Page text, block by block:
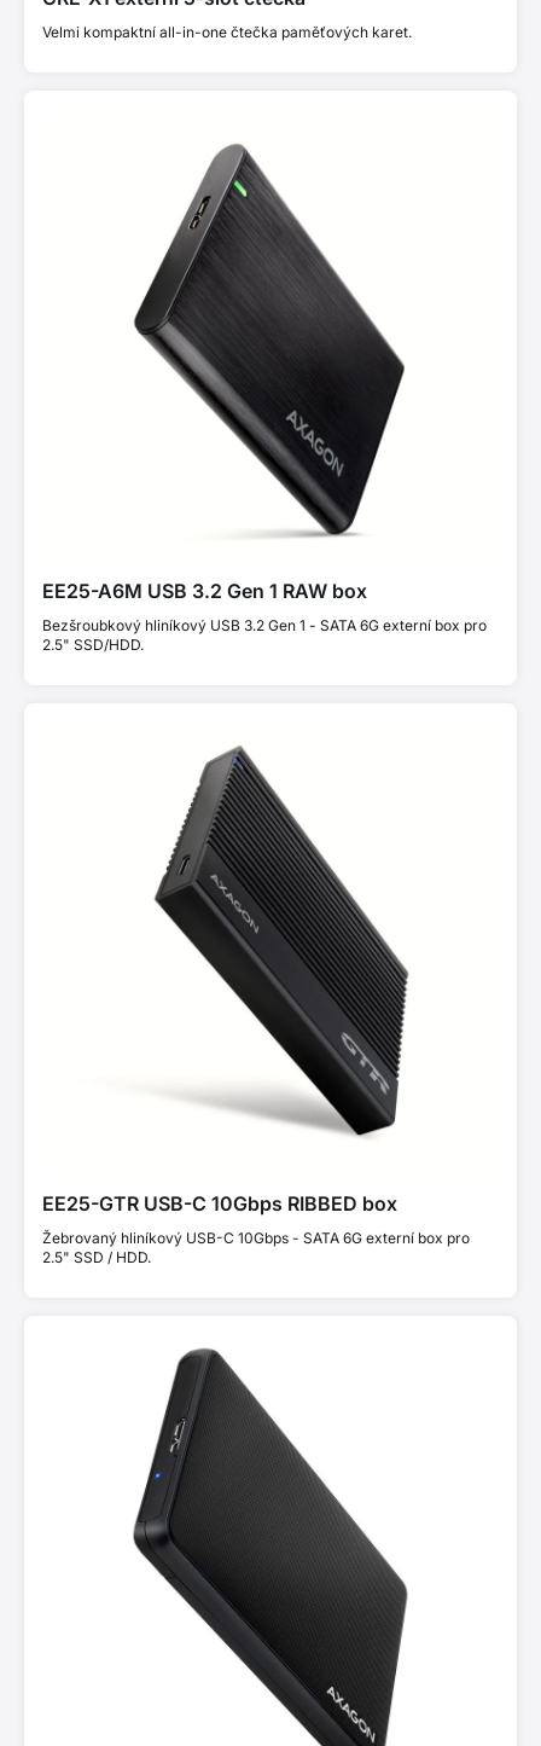
Velmi kompaktní all-in-one čtečka paměťových karet.
EE25-A6M USB 3.2 Gen 1 RAW box
Bezšroubkový hliníkový USB 3.2 Gen 1 - SATA 6G externí box pro
2.5" SSD/HDD.
EE25-GTR USB-C 10Gbps RIBBED box
Žebrovaný hliníkový USB-C 10Gbps - SATA 6G externí box pro
2.5" SSD / HDD.